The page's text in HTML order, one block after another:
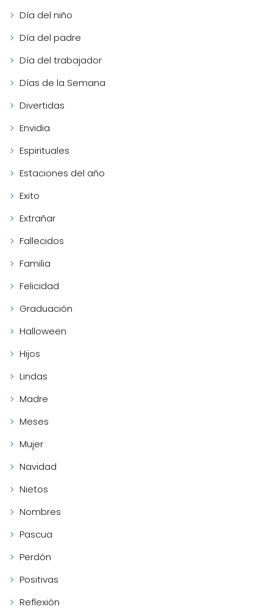
Día del niño
Día del padre
Día del trabajador
Días de la Semana
Divertidas
Envidia
Espirituales
Estaciones del año
Exito
Extrañar
Fallecidos
Familia
Felicidad
Graduación
Halloween
Hijos
Lindas
Madre
Meses
Mujer
Navidad
Nietos
Nombres
Pascua
Perdón
Positivas
Reflexión